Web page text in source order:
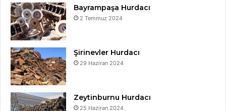
Bayrampaşa Hurdacı
2 Temmuz 2024
Şirinevler Hurdacı
29 Haziran 2024
Zeytinburnu Hurdacı
25 Haziran 2024